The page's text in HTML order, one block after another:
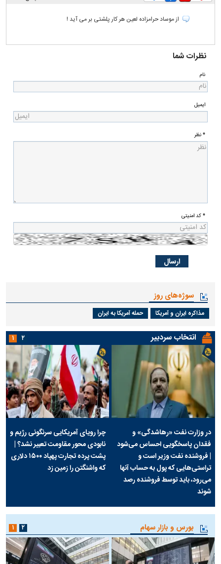
از موساد حرامزاده لعین هر کار پلشتی بر می آید !
نظرات شما
نام
ایمیل
* نظر
* کد امنیتی
سوژه‌های روز
مذاکره ایران و آمریکا حمله آمریکا به ایران
انتخاب سردبیر
در وزارت نفت «رهاشدگی» و
فقدان پاسخگویی احساس می‌شود
| فروشنده نفت وزیر است و
تراستی‌هایی که پول به حساب آنها
می‌رود، باید توسط فروشنده رصد
شوند
چرا رویای آمریکایی سرنگونی رژیم و
نابودی محور مقاومت تعبیر نشد؟ |
پشت پرده تجارت پهپاد‌ ۱۵۰۰ دلاری
که واشنگتن را زمین زد
۱ ۲
بورس و بازار سهام ۱ ۲